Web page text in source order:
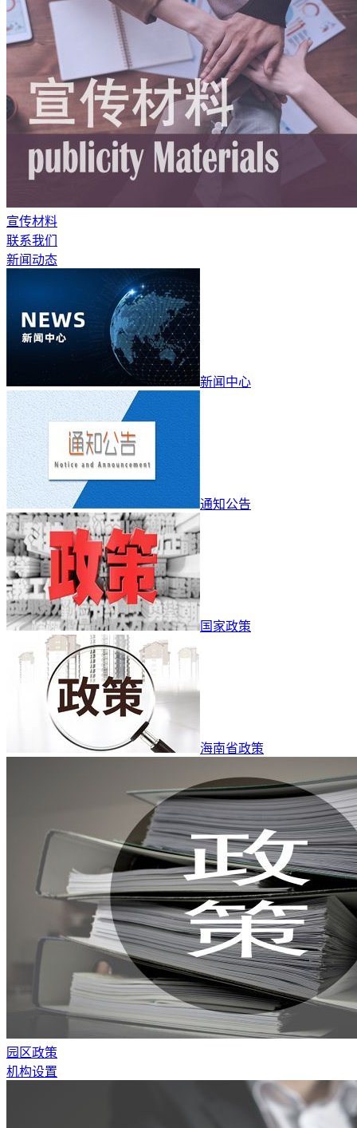
宣传材料
联系我们
新闻动态
新闻中心
通知公告
国家政策
海南省政策
园区政策
机构设置